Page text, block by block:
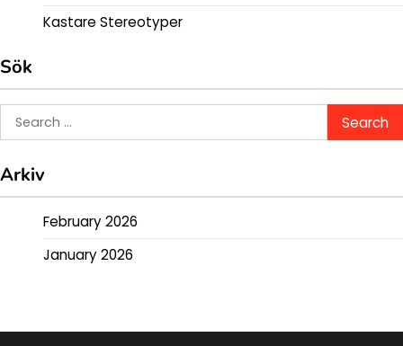
Kastare Stereotyper
Sök
Search
for:
Arkiv
February 2026
January 2026